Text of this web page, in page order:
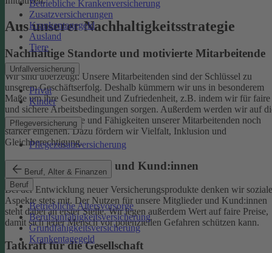
Betriebliche Krankenversicherung
Zusatzversicherungen
Krankentagegeld
Ausland
Tiere
Unfallversicherung
Privat
Kinder
Pflegeversicherung
Pflegezusatzversicherung
Beruf, Alter & Finanzen
Beruf
Betriebliche Altersvorsorge
Berufsunfähigkeitsversicherung
Grundfähigkeitsversicherung
Krankentagegeld
Aus unserer Nachhaltigkeitsstrategie
Nachhaltige Standorte und motivierte Mitarbeitende
Wir sind überzeugt: Unsere Mitarbeitenden sind der Schlüssel zu
unserem Geschäftserfolg. Deshalb kümmern wir uns in besonderem
Maße um ihre Gesundheit und Zufriedenheit, z.B. indem wir für faire
und sichere Arbeitsbedingungen sorgen. Außerdem werden wir auf
individuellen Talente und Fähigkeiten unserer Mitarbeitenden noch
stärker eingehen. Dazu fördern wir Vielfalt, Inklusion und
Gleichberechtigung.
Begeisterte Mitglieder und Kund:innen
Bei der Entwicklung neuer Versicherungsprodukte denken wir soziale
Aspekte stets mit. Der Nutzen für unsere Mitglieder und Kund:innen
steht dabei an erster Stelle.Wir legen außerdem Wert auf faire Preise,
damit sich jeder Mensch vor potenziellen Gefahren schützen kann.
Tatkraft für die Gesellschaft